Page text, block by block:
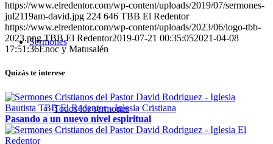
Sermones
Todos los sermones
https://www.elredentor.com/wp-content/uploads/2019/07/sermones-
jul2119am-david.jpg 224 646 TBB El Redentor
https://www.elredentor.com/wp-content/uploads/2023/06/logo-tbb-
2023.png TBB El Redentor2019-07-21 00:35:052021-04-08
17:51:36Enoc y Matusalén
Quizás te interese
Pasando a un nuevo nivel espiritual